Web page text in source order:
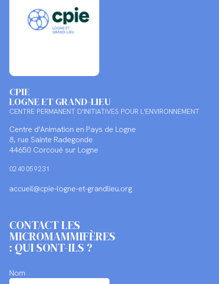
CPIE
LOGNE ET GRAND-LIEU
CENTRE PERMANENT D'INITIATIVES POUR L'ENVIRONNEMENT
Centre d'Animation en Pays de Logne
8, rue Sainte Radegonde
44650 Corcoué sur Logne
02 40 05 92 31
accueil@cpie-logne-et-grandlieu.org
CONTACT LES
MICROMAMMIFÈRES
: QUI SONT-ILS ?
Nom